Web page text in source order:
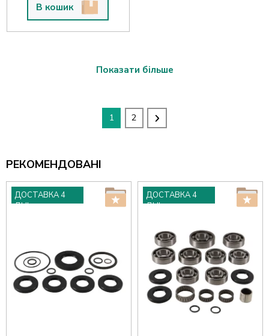
В кошик
Показати більше
1 2
РЕКОМЕНДОВАНІ
ДОСТАВКА 4
ДНІ
ДОСТАВКА 4
ДНІ